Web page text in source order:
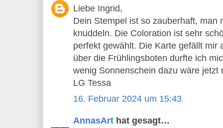
Liebe Ingrid,
Dein Stempel ist so zauberhaft, man
knuddeln. Die Coloration ist sehr
perfekt gewählt. Die Karte gefällt mir
über die Frühlingsboten durfte ich
wenig Sonnenschein dazu wäre jetzt
LG Tessa
16. Februar 2024 um 15:43
AnnasArt hat gesagt…